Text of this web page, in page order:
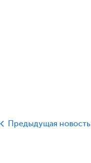
Предыдущая новость